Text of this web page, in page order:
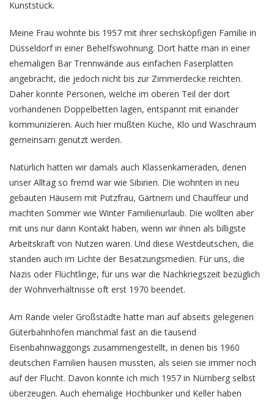
Kunststück.
Meine Frau wohnte bis 1957 mit ihrer sechsköpfigen Familie in
Düsseldorf in einer Behelfswohnung. Dort hatte man in einer
ehemaligen Bar Trennwände aus einfachen Faserplatten
angebracht, die jedoch nicht bis zur Zimmerdecke reichten.
Daher konnte Personen, welche im oberen Teil der dort
vorhandenen Doppelbetten lagen, entspannt mit einander
kommunizieren. Auch hier mußten Küche, Klo und Waschraum
gemeinsam genutzt werden.
Natürlich hatten wir damals auch Klassenkameraden, denen
unser Alltag so fremd war wie Sibirien. Die wohnten in neu
gebauten Häusern mit Putzfrau, Gärtnern und Chauffeur und
machten Sommer wie Winter Familienurlaub. Die wollten aber
mit uns nur dann Kontakt haben, wenn wir ihnen als billigste
Arbeitskraft von Nutzen waren. Und diese Westdeutschen, die
standen auch im Lichte der Besatzungsmedien. Für uns, die
Nazis oder Flüchtlinge, für uns war die Nachkriegszeit bezüglich
der Wohnverhältnisse oft erst 1970 beendet.
Am Rande vieler Großstädte hatte man auf abseits gelegenen
Güterbahnhöfen manchmal fast an die tausend
Eisenbahnwaggongs zusammengestellt, in denen bis 1960
deutschen Familien hausen mussten, als seien sie immer noch
auf der Flucht. Davon konnte ich mich 1957 in Nürnberg selbst
überzeugen. Auch ehemalige Hochbunker und Keller haben